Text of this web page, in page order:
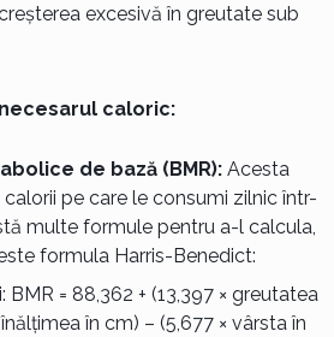
excesivă în greutate sub
caloric:
de bază (BMR):Acesta
pe care le consumi zilnic într-
multe formule pentru a-l calcula,
formula Harris-Benedict:
BMR = 88,362 + (13,397 × greutatea
în cm) – (5,677 × vârsta în